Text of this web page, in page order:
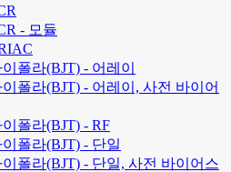
- 모듈
폴라(BJT) - 어레이
폴라(BJT) - 어레이, 사전 바이어
폴라(BJT) - RF
폴라(BJT) - 단일
폴라(BJT) - 단일, 사전 바이어스